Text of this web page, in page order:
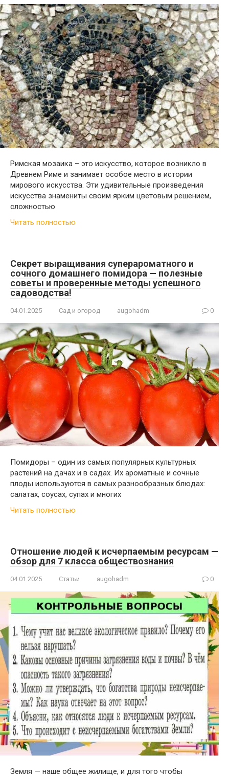
Римская мозаика – это искусство, которое возникло в
Древнем Риме и занимает особое место в истории
мирового искусства. Эти удивительные произведения
искусства знамениты своим ярким цветовым решением,
сложностью
Читать полностью
Секрет выращивания суперароматного и
сочного домашнего помидора — полезные
советы и проверенные методы успешного
садоводства!
04.01.2025 Сад и огород augohadm 0
Помидоры – один из самых популярных культурных
растений на дачах и в садах. Их ароматные и сочные
плоды используются в самых разнообразных блюдах:
салатах, соусах, супах и многих
Читать полностью
Отношение людей к исчерпаемым ресурсам —
обзор для 7 класса обществознания
04.01.2025 Статьи augohadm 0
Земля — наше общее жилище, и для того чтобы